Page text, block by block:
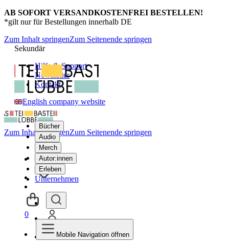
AB SOFORT VERSANDKOSTENFREI BESTELLEN!
*gilt nur für Bestellungen innerhalb DE
Zum Inhalt springenZum Seitenende springen
Sekundär
Hilfe & Support
Newsletter
Kontakt
English company website
Bücher
Audio
Merch
Autor:innen
Erleben
Unternehmen
Zum Inhalt springenZum Seitenende springen
0
Mobile Navigation öffnen